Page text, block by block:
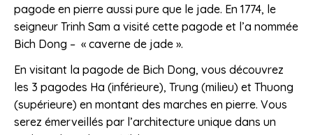
pagode en pierre aussi pure que le jade. En 1774, le
seigneur Trinh Sam a visité cette pagode et l’a nommée
Bich Dong – « caverne de jade ».
En visitant la pagode de Bich Dong, vous découvrez
les 3 pagodes Ha (inférieure), Trung (milieu) et Thuong
(supérieure) en montant des marches en pierre. Vous
serez émerveillés par l’architecture unique dans un